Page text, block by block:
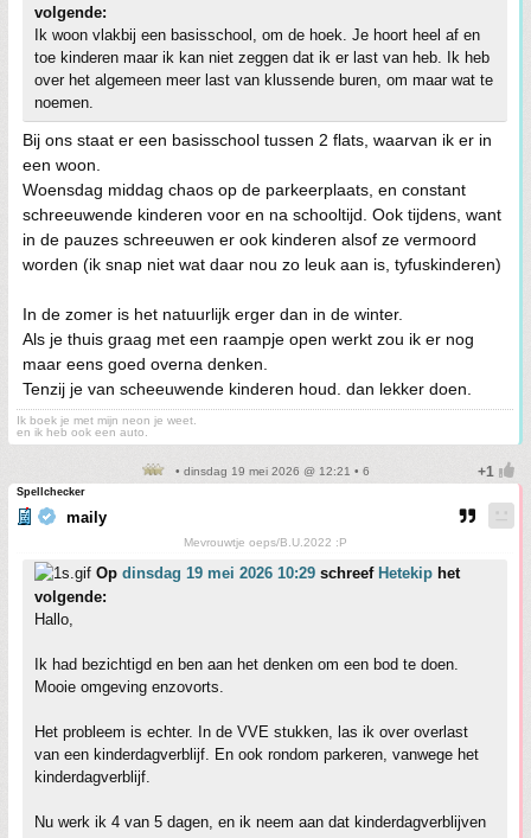
volgende:
Ik woon vlakbij een basisschool, om de hoek. Je hoort heel af en
toe kinderen maar ik kan niet zeggen dat ik er last van heb. Ik heb
over het algemeen meer last van klussende buren, om maar wat te
noemen.
Bij ons staat er een basisschool tussen 2 flats, waarvan ik er in
een woon.
Woensdag middag chaos op de parkeerplaats, en constant
schreeuwende kinderen voor en na schooltijd. Ook tijdens, want
in de pauzes schreeuwen er ook kinderen alsof ze vermoord
worden (ik snap niet wat daar nou zo leuk aan is, tyfuskinderen)
In de zomer is het natuurlijk erger dan in de winter.
Als je thuis graag met een raampje open werkt zou ik er nog
maar eens goed overna denken.
Tenzij je van scheeuwende kinderen houd. dan lekker doen.
Ik boek je met mijn neon je weet.
en ik heb ook een auto.
• dinsdag 19 mei 2026 @ 12:21 • 6
Spellchecker
maily
Mevrouwtje oeps/B.U.2022 :P
Op dinsdag 19 mei 2026 10:29 schreef Hetekip het
volgende:
Hallo,
Ik had bezichtigd en ben aan het denken om een bod te doen.
Mooie omgeving enzovorts.
Het probleem is echter. In de VVE stukken, las ik over overlast
van een kinderdagverblijf. En ook rondom parkeren, vanwege het
kinderdagverblijf.
Nu werk ik 4 van 5 dagen, en ik neem aan dat kinderdagverblijven